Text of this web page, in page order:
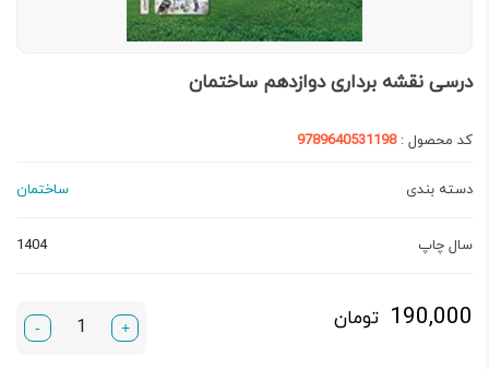
درسی نقشه برداری دوازدهم ساختمان
کد محصول :9789640531198
دسته بندی ساختمان
سال چاپ 1404
190,000 تومان +
-